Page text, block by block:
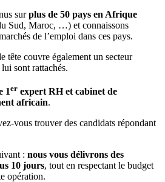
surplus de 50 pays en Afrique
Sud, Maroc, …) et connaissons
de l’emploi dans ces pays.
tête couvre également un secteur
sont rattachés.
1er expert RH et cabinet de
africain.
vous trouver des candidats répondant
: nous vous délivrons des
10 jours, tout en respectant le budget
opération.